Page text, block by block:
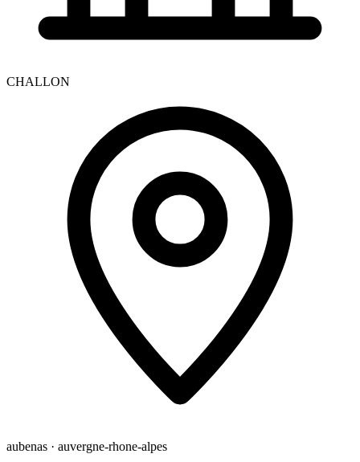
CHALLON
aubenas · auvergne-rhone-alpes